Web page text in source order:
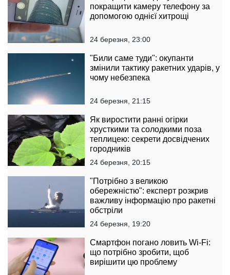
покращити камеру телефону за
допомогою однієї хитрощі
24 березня, 23:00
"Били саме туди": окупанти
змінили тактику ракетних ударів, у
чому небезпека
24 березня, 21:15
Як виростити ранні огірки
хрусткими та солодкими поза
теплицею: секрети досвідчених
городників
24 березня, 20:15
"Потрібно з великою
обережністю": експерт розкрив
важливу інформацію про ракетні
обстріли
24 березня, 19:20
Смартфон погано ловить Wi-Fi:
що потрібно зробити, щоб
вирішити цю проблему